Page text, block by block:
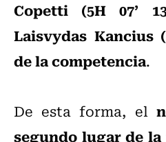
Copetti (5H 07’
Laisvydas Kancius
de la competencia.
De esta forma, el
segundo lugar de